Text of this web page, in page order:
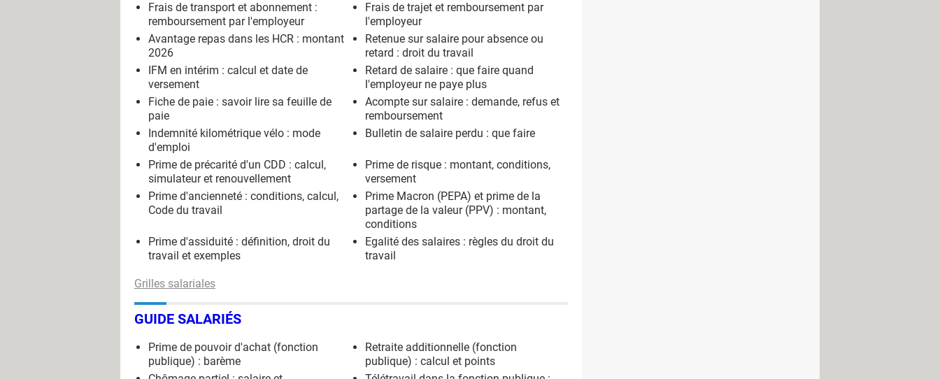
Frais de transport et abonnement :
remboursement par l'employeur
Frais de trajet et remboursement par
l'employeur
Avantage repas dans les HCR : montant
2026
Retenue sur salaire pour absence ou
retard : droit du travail
IFM en intérim : calcul et date de
versement
Retard de salaire : que faire quand
l'employeur ne paye plus
Fiche de paie : savoir lire sa feuille de
paie
Acompte sur salaire : demande, refus et
remboursement
Indemnité kilométrique vélo : mode
d'emploi
Bulletin de salaire perdu : que faire
Prime de précarité d'un CDD : calcul,
simulateur et renouvellement
Prime de risque : montant, conditions,
versement
Prime d'ancienneté : conditions, calcul,
Code du travail
Prime Macron (PEPA) et prime de la
partage de la valeur (PPV) : montant,
conditions
Prime d'assiduité : définition, droit du
travail et exemples
Egalité des salaires : règles du droit du
travail
Grilles salariales
GUIDE SALARIÉS
Prime de pouvoir d'achat (fonction
publique) : barème
Retraite additionnelle (fonction
publique) : calcul et points